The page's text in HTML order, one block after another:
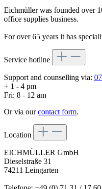
Eichmüller was founded over
office supplies business.
For over 65 years it has
Service hotline
Support and counselling via:
+ 1 - 4 pm
Fri: 8 - 12 am
Or via ourcontact form.
Location
EICHMÜLLER GmbH
Dieselstraße 31
74211 Leingarten